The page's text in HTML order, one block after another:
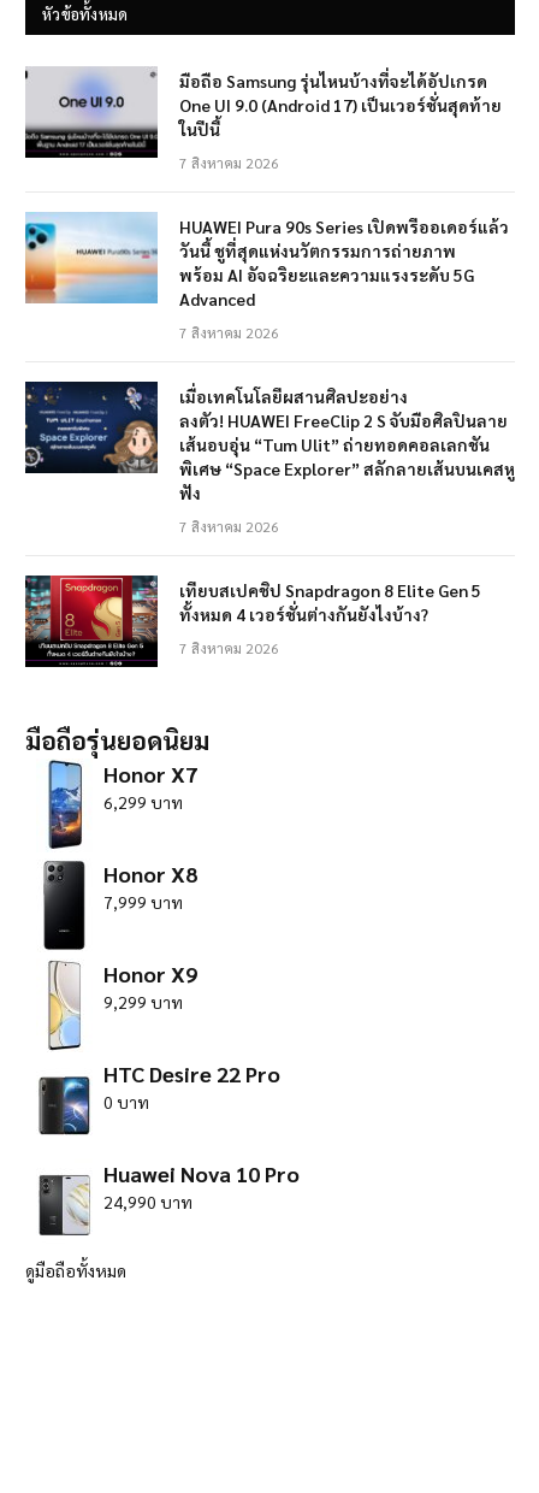
หัวข้อทั้งหมด
มือถือ Samsung รุ่นไหนบ้างที่จะได้อัปเกรด
One UI 9.0 (Android 17) เป็นเวอร์ชั่นสุดท้าย
ในปีนี้
7 สิงหาคม 2026
HUAWEI Pura 90s Series เปิดพรีออเดอร์แล้ว
วันนี้ ชูที่สุดแห่งนวัตกรรมการถ่ายภาพ
พร้อม AI อัจฉริยะและความแรงระดับ 5G
Advanced
7 สิงหาคม 2026
เมื่อเทคโนโลยีผสานศิลปะอย่าง
ลงตัว! HUAWEI FreeClip 2 S จับมือศิลปินลาย
เส้นอบอุ่น “Tum Ulit” ถ่ายทอดคอลเลกชัน
พิเศษ “Space Explorer” สลักลายเส้นบนเคสหู
ฟัง
7 สิงหาคม 2026
เทียบสเปคชิป Snapdragon 8 Elite Gen 5
ทั้งหมด 4 เวอร์ชั่นต่างกันยังไงบ้าง?
7 สิงหาคม 2026
มือถือรุ่นยอดนิยม
Honor X7
6,299 บาท
Honor X8
7,999 บาท
Honor X9
9,299 บาท
HTC Desire 22 Pro
0 บาท
Huawei Nova 10 Pro
24,990 บาท
ดูมือถือทั้งหมด